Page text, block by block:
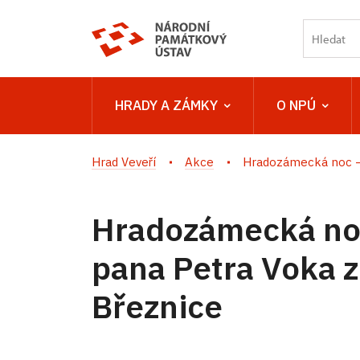
HRADY A ZÁMKY O NPÚ
Hrad Veveří Akce Hradozámecká noc
Hradozámecká
pana Petra Voka
Březnice